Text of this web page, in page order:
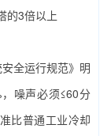
的3倍以上
全运行规范》明
噪声必须≤60分
比普通工业冷却